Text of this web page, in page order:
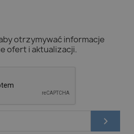
otrzymywać informacje
ofert i aktualizacji.